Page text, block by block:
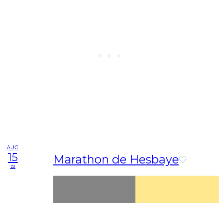
AUG
15
za Marathon de Hesbaye